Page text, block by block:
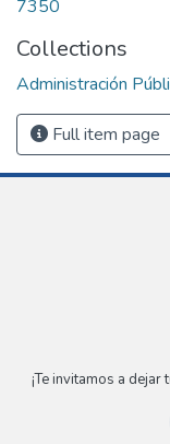
7350
Collections
Administración
Full item page
¡Te invitamos a